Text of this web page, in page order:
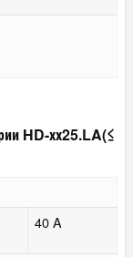
HD-хх25.LA(≤
40 A